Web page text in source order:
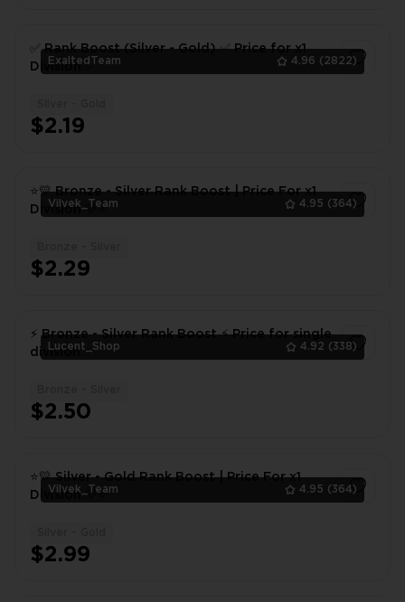
ExaltedTeam 4.96 (2822)
✅ Rank Boost (Silver - Gold) ✅ Price for x1
Division ✅
$2.19
Vilvek_Team 4.95 (364)
⭐💛 Bronze - Silver Rank Boost | Price For x1
Division 💛⭐
$2.29
Lucent_Shop 4.92 (338)
⚡ Bronze - Silver Rank Boost ⚡ Price for single
division ⚡
$2.50
Vilvek_Team 4.95 (364)
⭐💛 Silver - Gold Rank Boost | Price For x1
Division 💛⭐
$2.99